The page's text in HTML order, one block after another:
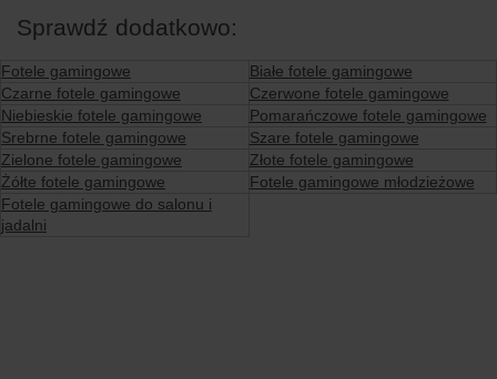
Sprawdź dodatkowo:
Fotele gamingowe
Białe fotele gamingowe
Czarne fotele gamingowe
Czerwone fotele gamingowe
Niebieskie fotele gamingowe
Pomarańczowe fotele gamingowe
Srebrne fotele gamingowe
Szare fotele gamingowe
Zielone fotele gamingowe
Złote fotele gamingowe
Żółte fotele gamingowe
Fotele gamingowe młodzieżowe
Fotele gamingowe do salonu i
jadalni